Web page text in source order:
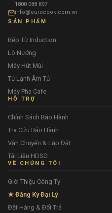
1800 088 897
info@eurocook.com.vn
SẢN PHẨM
Bếp Từ Induction
Lò Nướng
Máy Hút Mùi
Tủ Lạnh Âm Tủ
Máy Pha Cafe
HỖ TRỢ
Chính Sách Bảo Hành
Tra Cứu Bảo Hành
Vận Chuyển & Lắp Đặt
Tài Liệu HDSD
VỀ CHÚNG TÔI
Giới Thiệu Công Ty
★ Đăng Ký Đại Lý
Đặt Hàng & Đổi Trả